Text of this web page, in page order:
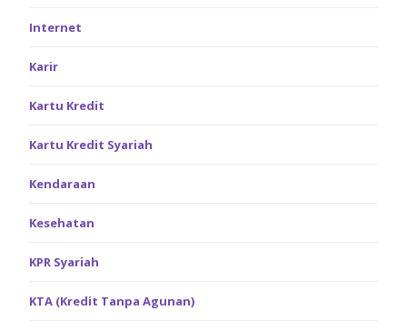
Internet
Karir
Kartu Kredit
Kartu Kredit Syariah
Kendaraan
Kesehatan
KPR Syariah
KTA (Kredit Tanpa Agunan)